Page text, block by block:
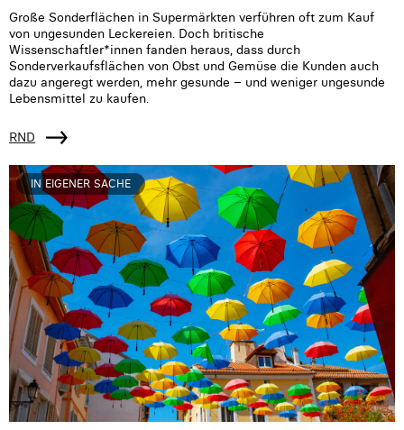
Große Sonderflächen in Supermärkten verführen oft zum Kauf
von ungesunden Leckereien. Doch britische
Wissenschaftler*innen fanden heraus, dass durch
Sonderverkaufsflächen von Obst und Gemüse die Kunden auch
dazu angeregt werden, mehr gesunde – und weniger ungesunde
Lebensmittel zu kaufen.
RND
IN EIGENER SACHE